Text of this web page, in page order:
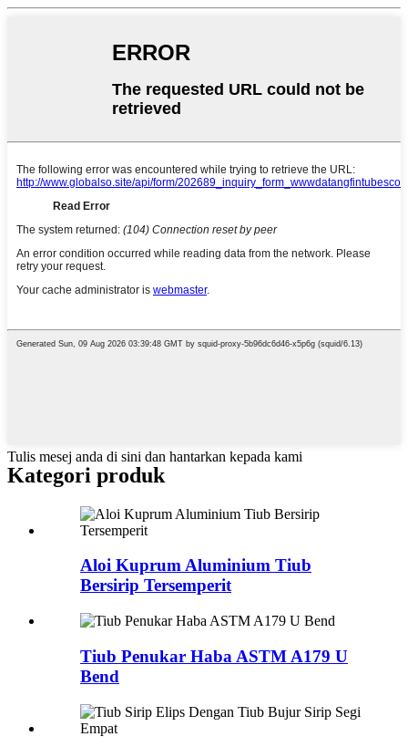
Tulis mesej anda di sini dan hantarkan kepada kami
Kategori produk
Aloi Kuprum Aluminium Tiub
Bersirip Tersemperit
Tiub Penukar Haba ASTM A179 U
Bend